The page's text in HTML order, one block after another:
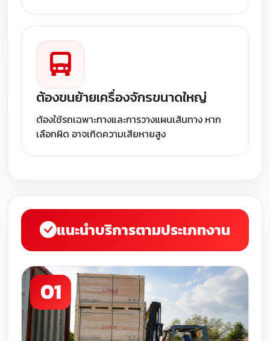
ต้องขนย้ายเครื่องจักรขนาดใหญ่
ต้องใช้รถเฉพาะทางและการวางแผนเส้นทาง หาก
เลือกผิด อาจเกิดความเสียหายสูง
แนะนำบริการตามประเภทงาน
01